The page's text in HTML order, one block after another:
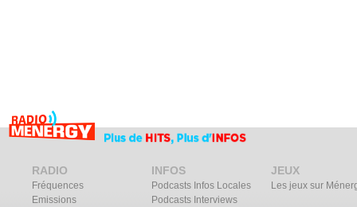
RADIO
Fréquences
Emissions
INFOS
Podcasts Infos Locales
Podcasts Interviews
JEUX
Les jeux sur